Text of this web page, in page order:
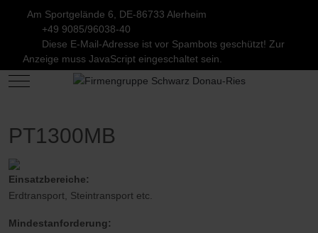
Am Sportgelände 6, DE-86733 Alerheim
+49 9085/96038-40
Diese E-Mail-Adresse ist vor Spambots geschützt! Zur
Anzeige muss JavaScript eingeschaltet sein.
Mobile Menu Toggle
PT1300MB
Einsatzbereiche:
Erdtransport, Steintransport etc.
Mindestanforderung: